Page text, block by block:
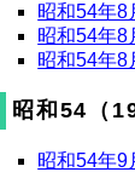
昭和54年8
昭和54年8
昭和54年8
昭和54（
昭和54年9